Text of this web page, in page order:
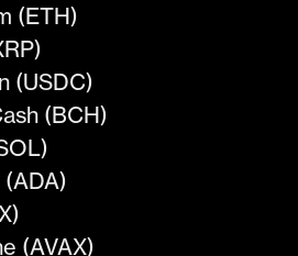
(ETH)
(USDC)
(BCH)
(AVAX)